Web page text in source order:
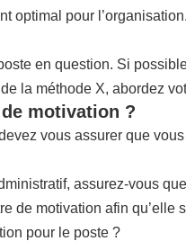
optimal pour
en question. Si
la méthode X, abordez
motivation ?
vous assurer que
assurez-vous
de motivation afin
pour le poste ?